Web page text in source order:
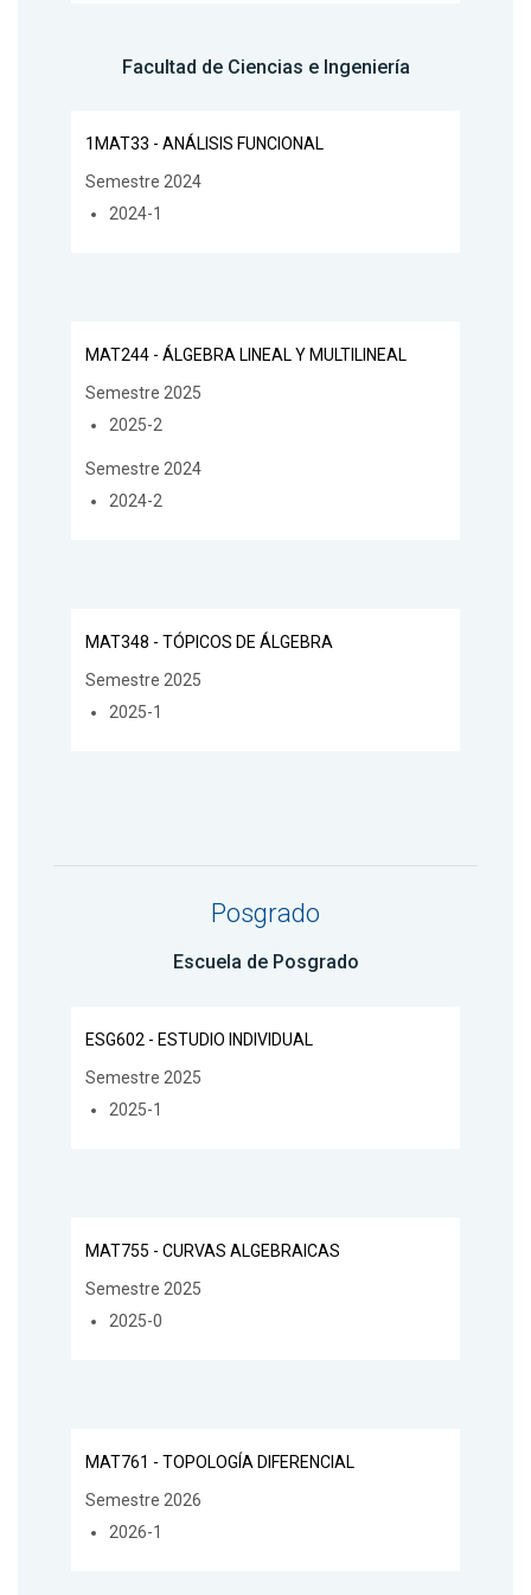
Facultad de Ciencias e Ingeniería
1MAT33 - ANÁLISIS FUNCIONAL
Semestre 2024
2024-1
MAT244 - ÁLGEBRA LINEAL Y MULTILINEAL
Semestre 2025
2025-2
Semestre 2024
2024-2
MAT348 - TÓPICOS DE ÁLGEBRA
Semestre 2025
2025-1
Posgrado
Escuela de Posgrado
ESG602 - ESTUDIO INDIVIDUAL
Semestre 2025
2025-1
MAT755 - CURVAS ALGEBRAICAS
Semestre 2025
2025-0
MAT761 - TOPOLOGÍA DIFERENCIAL
Semestre 2026
2026-1